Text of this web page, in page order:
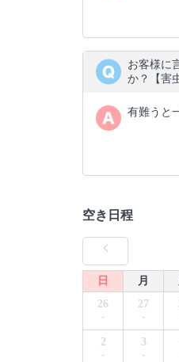
お客様に
か？【害
有難うと
空き日程
日 月
26
-
27
-
2
-
3
-